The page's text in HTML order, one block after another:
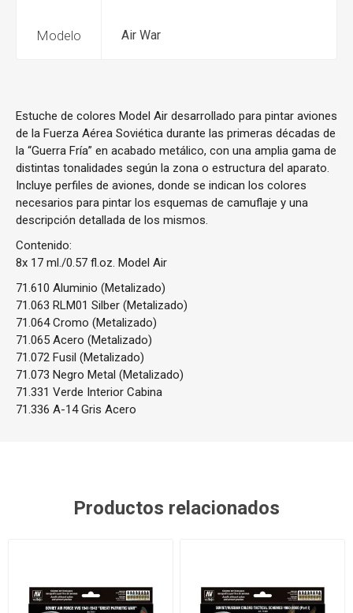
Modelo Air War
Estuche de colores Model Air desarrollado para pintar aviones
de la Fuerza Aérea Soviética durante las primeras décadas de
la “Guerra Fría” en acabado metálico, con una amplia gama de
distintas tonalidades según la zona o estructura del aparato.
Incluye perfiles de aviones, donde se indican los colores
necesarios para pintar los esquemas de camuflaje y una
descripción detallada de los mismos.
Contenido:
8x 17 ml./0.57 fl.oz. Model Air
71.610 Aluminio (Metalizado)
71.063 RLM01 Silber (Metalizado)
71.064 Cromo (Metalizado)
71.065 Acero (Metalizado)
71.072 Fusil (Metalizado)
71.073 Negro Metal (Metalizado)
71.331 Verde Interior Cabina
71.336 A-14 Gris Acero
Productos relacionados